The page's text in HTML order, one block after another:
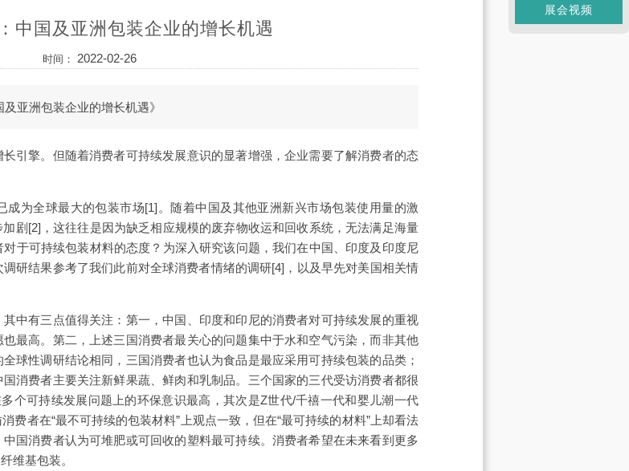
中国及亚洲包装企业的增长机遇
时间： 2022-02-26
亚洲包装企业的增长机遇》
引擎。但随着消费者可持续发展意识的显著增强，企业需要了解消费者的态
为全球最大的包装市场[1]。随着中国及其他亚洲新兴市场包装使用量的激
剧[2]，这往往是因为缺乏相应规模的废弃物收运和回收系统，无法满足海量
于可持续包装材料的态度？为深入研究该问题，我们在中国、印度及印度尼
研结果参考了我们此前对全球消费者情绪的调研[4]，以及早先对美国相关情
中有三点值得关注：第一，中国、印度和印尼的消费者对可持续发展的重视
最高。第二，上述三国消费者最关心的问题集中于水和空气污染，而非其他
球性调研结论相同，三国消费者也认为食品是最应采用可持续包装的品类；
消费者主要关注新鲜果蔬、鲜肉和乳制品。三个国家的三代受访消费者都很
个可持续发展问题上的环保意识最高，其次是Z世代/千禧一代和婴儿潮一代
费者在“最不可持续的包装材料”上观点一致，但在“最可持续的材料”上却看法
国消费者认为可堆肥或可回收的塑料最可持续。消费者希望在未来看到更多
维基包装。
展会视频